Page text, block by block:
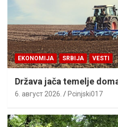
EKONOMIJA SRBIJA VESTI
Država jača temelje
6. август 2026. Pcinjski017